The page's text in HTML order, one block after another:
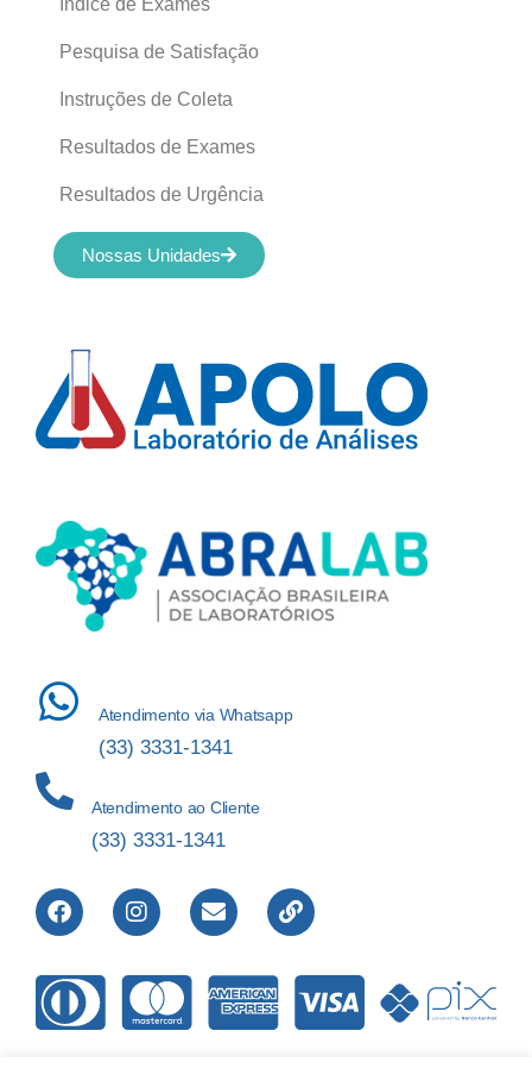
Atendimento via Whatsapp
(33) 3331-1341
Atendimento ao Cliente
(33) 3331-1341
Pesquisa de Satisfação
Instruções de Coleta
Resultados de Exames
Resultados de Urgência
Nossas Unidades